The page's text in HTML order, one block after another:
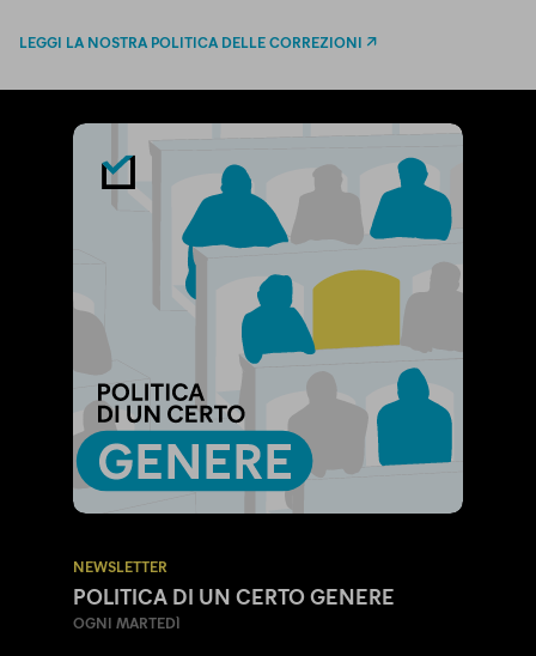
LEGGI LA NOSTRA POLITICA DELLE CORREZIONI
NEWSLETTER
POLITICA DI UN CERTO GENERE
OGNI MARTEDÌ